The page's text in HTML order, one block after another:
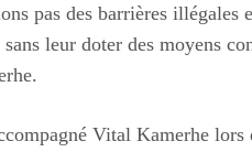
pas des barrières illégales
leur doter des moyens
Vital Kamerhe